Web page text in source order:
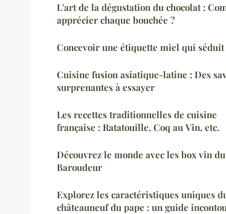
L'art de la dégustation du chocolat :
apprécier chaque bouchée ?
Concevoir une étiquette miel qui séduit
Cuisine fusion asiatique-latine : Des
surprenantes à essayer
Les recettes traditionnelles de cuisine
française : Ratatouille, Coq au Vin, etc.
Découvrez le monde avec les box vin du
Baroudeur
Explorez les caractéristiques uniques
châteauneuf du pape : un guide